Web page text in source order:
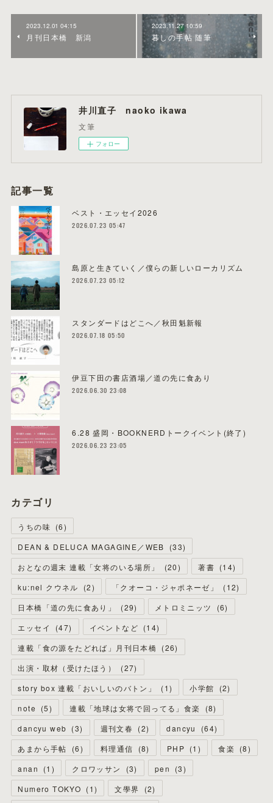
2023.12.01 04:15
月刊日本橋 新潟
2023.11.27 10:59
暮しの手帖 随筆
井川直子 naoko ikawa
文筆
フォロー
記事一覧
ベスト・エッセイ2026
2026.07.23 05:47
島原と生きていく／僕らの新しいローカリズム
2026.07.23 05:12
スタンダードはどこへ／秋田魁新報
2026.07.18 05:50
伊豆下田の書店酒場／道の先に食あり
2026.06.30 23:08
6.28 盛岡・BOOKNERDトークイベント(終了)
2026.06.23 23:05
カテゴリ
うちの味 (6)
DEAN & DELUCA MAGAGINE／WEB
(33)
おとなの週末 連載「女将のいる場所」
(20) 著書 (14)
ku:nel クウネル
(2) 「クオーコ・ジャポネーゼ」 (12)
日本橋「道の先に食あり」
(29) メトロミニッツ (6)
エッセイ
(47) イベントなど (14)
連載「食の源をたどれば」月刊日本橋 (26)
出演・取材（受けたほう）
(27)
story box 連載「おいしいのバトン」
(1) 小学館 (2)
note
(5) 連載「地球は女将で回ってる」食楽 (8)
dancyu web (3) 週刊文春 (2) dancyu (64)
あまから手帖
(6) 料理通信 (8) PHP (1 ) 食楽 (8)
anan
(1 ) クロワッサン (3) pen (3)
Numero TOKYO (1) 文學界 (2)